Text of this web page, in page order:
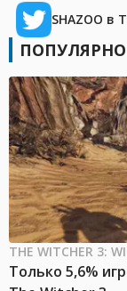
SHAZOO в
THE WITCHER 3:
Только 5,6%